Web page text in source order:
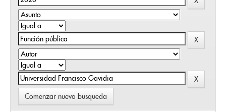
Comenzar nueva busqueda